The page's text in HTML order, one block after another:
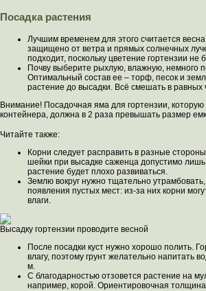
Посадка растения
Лучшим временем для этого считается
защищено от ветра и прямых солнечных
подходит, поскольку цветение гортензии не
Почву выберите рыхлую, влажную, немного
Оптимальный состав ее – торф, песок и
растение до высадки. Всё смешать в равных
Внимание! Посадочная яма для гортензии, которую
контейнера, должна в 2 раза превышать размер
Читайте также:
Корни следует расправить в разные
шейки при высадке саженца допустимо
растение будет плохо развиваться.
Землю вокруг нужно тщательно
появления пустых мест: из-за них корни
влаги.
Высадку гортензии проводите весной
После посадки куст нужно хорошо полить.
влагу, поэтому грунт желательно напитать
м.
С благодарностью отзовется растение на
например, корой. Ориентировочная